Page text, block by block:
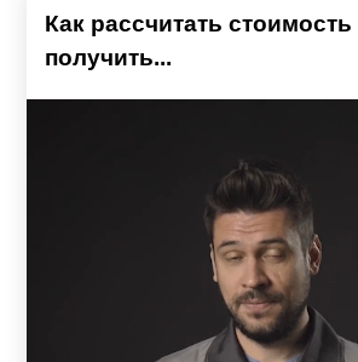
Как рассчитать
получить...